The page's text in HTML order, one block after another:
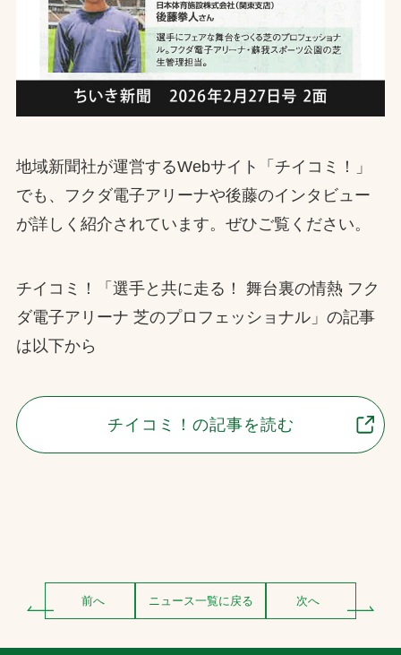
文字の見えづらさや操作にお困りの方へ
地域新聞社が運営するWebサイト「チイコミ！」
でも、フクダ電子アリーナや後藤のインタビュー
が詳しく紹介されています。ぜひご覧ください。
チイコミ！「選手と共に走る！ 舞台裏の情熱 フク
ダ電子アリーナ 芝のプロフェッショナル」の記事
は以下から
チイコミ！の記事を読む
前へ ニュース一覧に戻る 次へ